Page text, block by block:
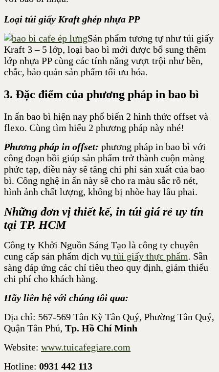
Loại túi giấy Kraft ghép nhựa PP
Sản phẩm tương tự như túi giấy
Kraft 3 – 5 lớp, loại bao bì mới được bổ sung thêm
lớp nhựa PP cùng các tính năng vượt trội như bền,
chắc, bảo quản sản phẩm tối ưu hóa.
3. Đặc điểm của phương pháp in bao bì
In ấn bao bì hiện nay phổ biến 2 hình thức offset và
flexo. Cùng tìm hiểu 2 phương pháp này nhé!
Phương pháp in offset: phương pháp in bao bì với
công đoạn bồi giúp sản phẩm trở thành cuộn màng
phức tạp, điều này sẽ tăng chi phí sản xuất của bao
bì. Công nghệ in ấn này sẽ cho ra màu sắc rõ nét,
hình ảnh chất lượng, không bị nhòe hay lâu phai.
Những đơn vị thiết kế, in túi giá rẻ uy tín
tại TP. HCM
Công ty Khởi Nguồn Sáng Tạo là công ty chuyên
cung cấp sản phẩm dịch vụ túi giấy thực phẩm. Sẵn
sàng đáp ứng các chỉ tiêu theo quy định, giảm thiểu
chi phí cho khách hàng.
Hãy liên hệ với chúng tôi qua:
Địa chỉ: 567-569 Tân Kỳ Tân Quý, Phường Tân Quý,
Quận Tân Phú, Tp. Hồ Chí Minh
Website: www.tuicafegiare.com
Hotline: 0931 442 113